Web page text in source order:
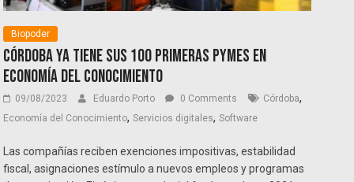
Biopoder
Córdoba ya tiene sus 100 primeras pymes en
Economía del Conocimiento
09/08/2023 Eduardo Porto 0 Comments Córdoba,
Economía del Conocimiento,Servicios digitales,Software
Las compañías reciben exenciones impositivas, estabilidad
fiscal, asignaciones estímulo a nuevos empleos y programas